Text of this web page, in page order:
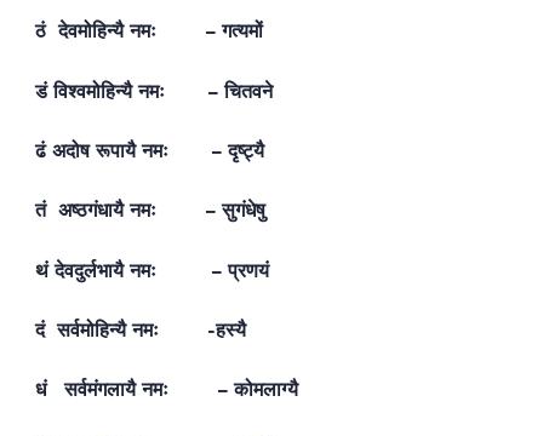
ठं देवमोहिन्यै नमः – गत्यमों
डं विश्वमोहिन्यै नमः – चितवने
ढं अदोष रूपायै नमः – दृष्ट्यै
तं अष्ठगंधायै नमः – सुगंधेषु
थं देवदुर्लभायै नमः – प्रणयं
दं सर्वमोहिन्यै नमः -हस्यै
धं सर्वमंगलायै नमः – कोमलाग्यै